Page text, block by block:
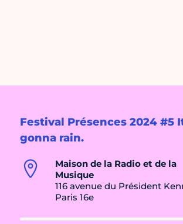
Festival Présences 2024 #5
gonna rain.
Maison de la Radio et de la
Musique
116 avenue du Président
Paris 16e